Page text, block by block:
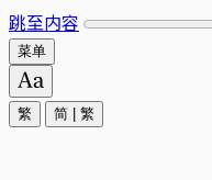
跳至内容
菜单
繁 简 繁